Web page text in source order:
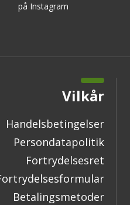
på Instagram
Vilkår
Handelsbetingelser
Persondatapolitik
Fortrydelsesret
Betalingsmetoder